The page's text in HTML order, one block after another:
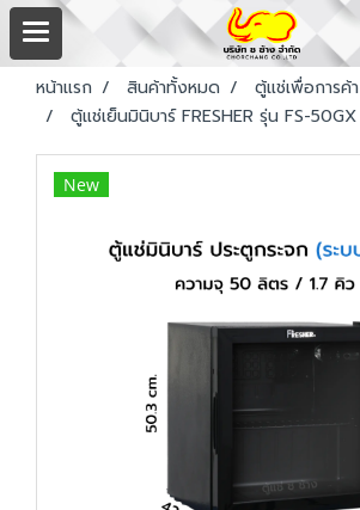
หน้าแรก สินค้าทั้งหมด ตู้แช่เพื่อการค้า
ตู้แช่เย็นมินิบาร์ FRESHER รุ่น FS-50GX
New